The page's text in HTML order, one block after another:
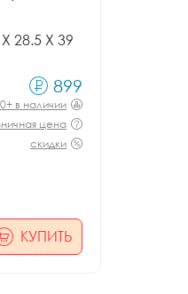
28.5 X 39
899
в наличии
цена
скидки
КУПИТЬ